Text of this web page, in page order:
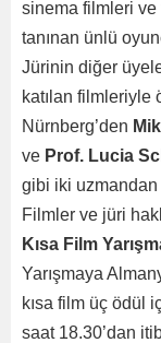
sinema filmleri ve
tanınan ünlü
Jürinin diğer
katılan filmleriyle
Nürnberg’den
ve Prof. Lucia
gibi iki uzmandan
Filmler ve jüri
Kısa Film
Yarışmaya
kısa film üç ödül
saat 18.30’dan